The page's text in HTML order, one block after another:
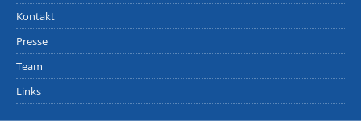
Kontakt
Presse
Team
Links